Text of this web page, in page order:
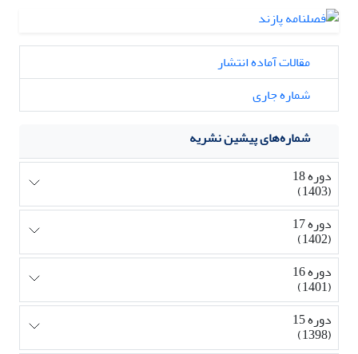
مقالات آماده انتشار
شماره جاری
شماره‌های پیشین نشریه
دوره 18
(1403)
دوره 17
(1402)
دوره 16
(1401)
دوره 15
(1398)